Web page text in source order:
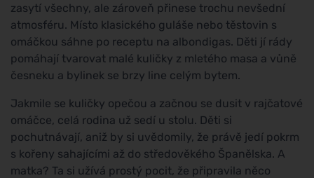
zasytí všechny, ale zároveň přinese trochu nevšední
atmosféru. Místo klasického guláše nebo těstovin s
omáčkou sáhne po receptu na albondigas. Děti jí rády
pomáhají tvarovat malé kuličky z mletého masa a vůně
česneku a bylinek se brzy line celým bytem.
Jakmile se kuličky opečou a začnou se dusit v rajčatové
omáčce, celá rodina už sedí u stolu. Děti si
pochutnávají, aniž by si uvědomily, že právě jedí pokrm
s kořeny sahajícími až do středověkého Španělska. A
matka? Ta si užívá prostý pocit, že připravila něco